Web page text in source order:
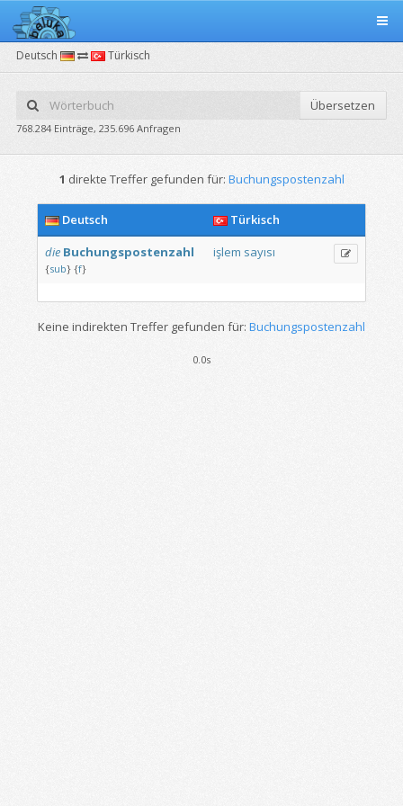
Deutsch Türkisch
Übersetzen
768.284 Einträge, 235.696 Anfragen
1 direkte Treffer gefunden für: Buchungspostenzahl
Deutsch
Türkisch
die Buchungspostenzahl
{sub} {f}
işlem sayısı
Keine indirekten Treffer gefunden für: Buchungspostenzahl
0.0s